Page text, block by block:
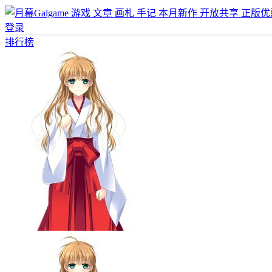
游戏 文章 画札 手记 本月新作 开放共享 正版
登录
排行榜